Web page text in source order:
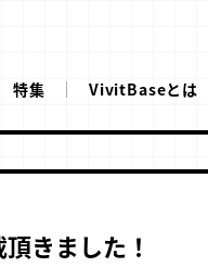
特集 VivitBaseとは
きました！